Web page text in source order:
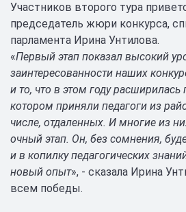
Участников второго тура
председатель жюри конкурса,
парламента Ирина Унтилова.
«Первый этап показал высокий
заинтересованности наших
и то, что в этом году расширилась
котором приняли педагоги из
числе, отдаленных. И многие из
очный этап. Он, без сомнения,
и в копилку педагогических
новый опыт», - сказала Ирина
всем победы.